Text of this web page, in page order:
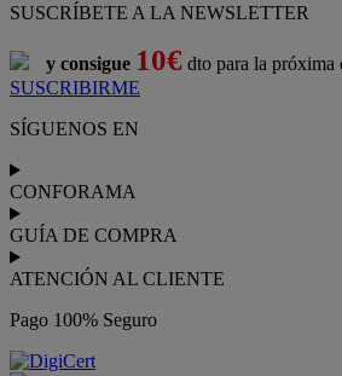
SUSCRÍBETE A LA NEWSLETTER
y consigue 10€ dto para la próxima
SUSCRIBIRME
SÍGUENOS EN
CONFORAMA
GUÍA DE COMPRA
ATENCIÓN AL CLIENTE
Pago 100% Seguro